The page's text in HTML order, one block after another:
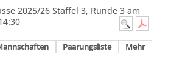
2025/26 Staffel 3, Runde 3 am
Paarungsliste Mehr